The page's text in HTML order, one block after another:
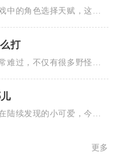
中的角色选择天赋，这些
打
难过，不仅有很多野怪，
陆续发现的小可爱，今天
更多